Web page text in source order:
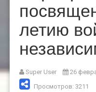
летию
Super User
26
Просмотров: 3211